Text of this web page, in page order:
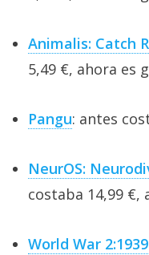
Animalis: Catch
5,49 €, ahora es
Pangu: antes
NeurOS:
costaba 14,99 €,
World War